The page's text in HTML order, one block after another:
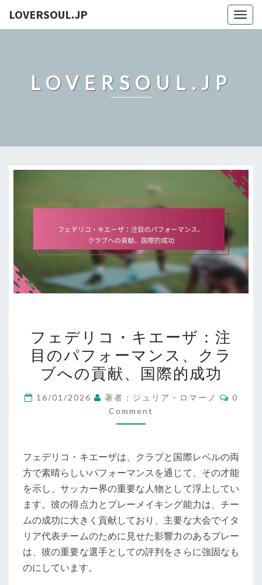
LOVERSOUL.JP
LOVERSOUL.JP
ェ
デ
キ
エ
注
の
フ
ォ
ー
フェデリコ・キエーザ：注
目のパフォーマンス、クラ
ブへの貢献、国際的成功
16/01/2026 著者：ジュリア・ロマーノ
0
Comment
フェデリコ・キエーザは、クラブと国際レベルの両
方で素晴らしいパフォーマンスを通じて、その才能
を示し、サッカー界の重要な人物として浮上してい
ます。彼の得点力とプレーメイキング能力は、チー
ムの成功に大きく貢献しており、主要な大会でイタ
リア代表チームのために見せた影響力のあるプレー
は、彼の重要な選手としての評判をさらに強固なも
のにしています。